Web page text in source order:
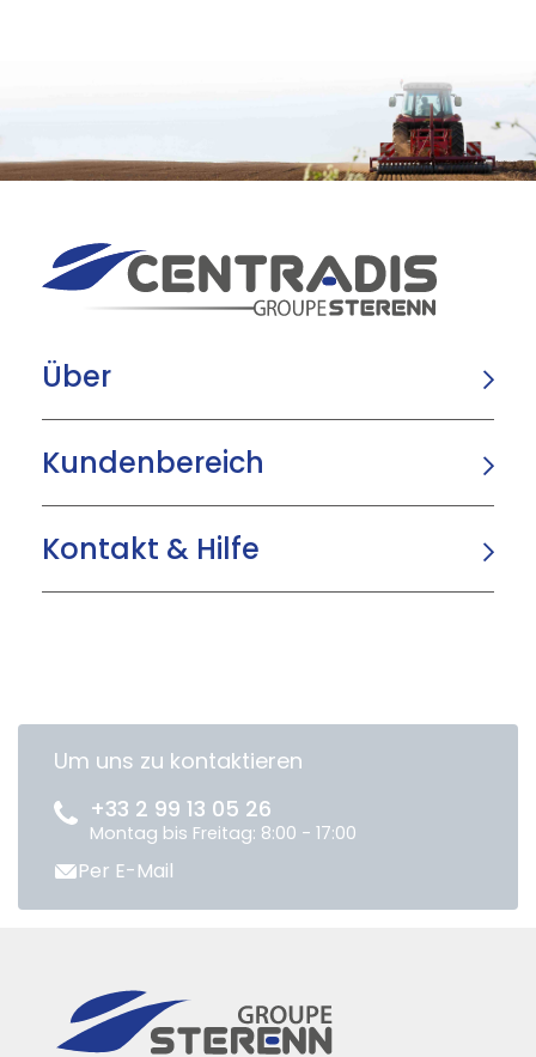
Über
Kundenbereich
Kontakt & Hilfe
Um uns zu kontaktieren
+33 2 99 13 05 26
Montag bis Freitag: 8:00 - 17:00
Per E-Mail